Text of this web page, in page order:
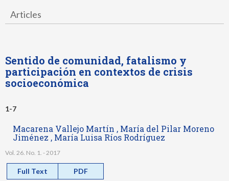
Articles
Sentido de comunidad, fatalismo y
participación en contextos de crisis
socioeconómica
1-7
Macarena Vallejo Martín , María del Pilar Moreno
Jiménez , María Luisa Ríos Rodríguez
Vol. 26. No. 1. - 2017
Full Text PDF